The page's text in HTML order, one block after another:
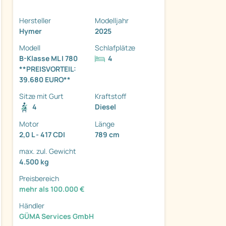
Hersteller
Hymer
Modelljahr
2025
Modell
B-Klasse ML I 780
**PREISVORTEIL:
39.680 EURO**
Schlafplätze
4
Sitze mit Gurt
4
Kraftstoff
Diesel
Motor
2,0 L - 417 CDI
Länge
789 cm
max. zul. Gewicht
4.500 kg
Preisbereich
mehr als 100.000 €
Händler
GÜMA Services GmbH